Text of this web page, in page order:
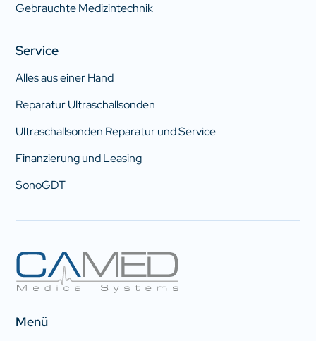
Gebrauchte Medizintechnik
Service
Alles aus einer Hand
Reparatur Ultraschallsonden
Ultraschallsonden Reparatur und Service
Finanzierung und Leasing
SonoGDT
Menü